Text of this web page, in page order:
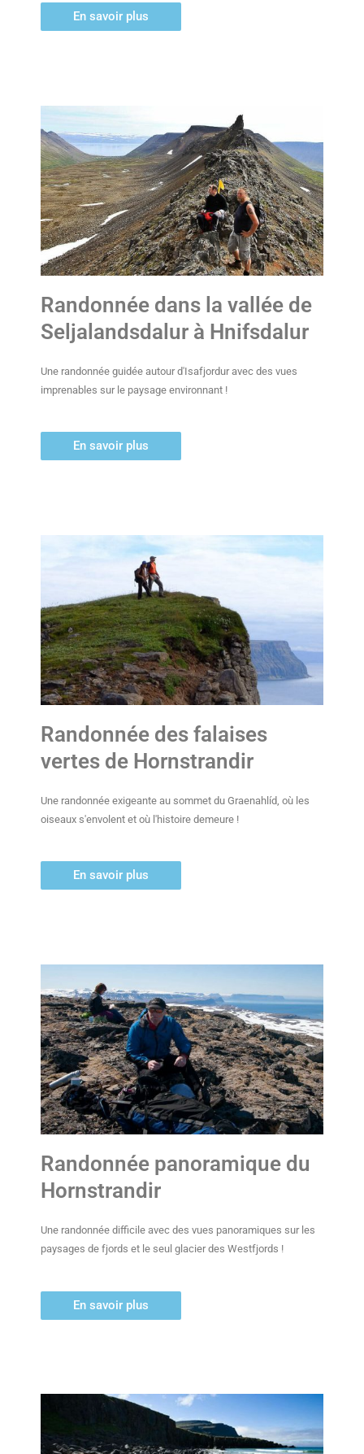
En savoir plus
Randonnée dans la vallée de
Seljalandsdalur à Hnifsdalur
Une randonnée guidée autour d'Isafjordur avec des vues
imprenables sur le paysage environnant !
En savoir plus
Randonnée des falaises
vertes de Hornstrandir
Une randonnée exigeante au sommet du Graenahlíd, où les
oiseaux s'envolent et où l'histoire demeure !
En savoir plus
Randonnée panoramique du
Hornstrandir
Une randonnée difficile avec des vues panoramiques sur les
paysages de fjords et le seul glacier des Westfjords !
En savoir plus